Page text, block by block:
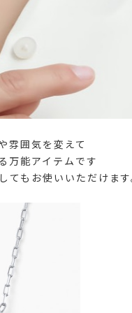
雰囲気を変えて
万能アイテムです
てもお使いいただけま